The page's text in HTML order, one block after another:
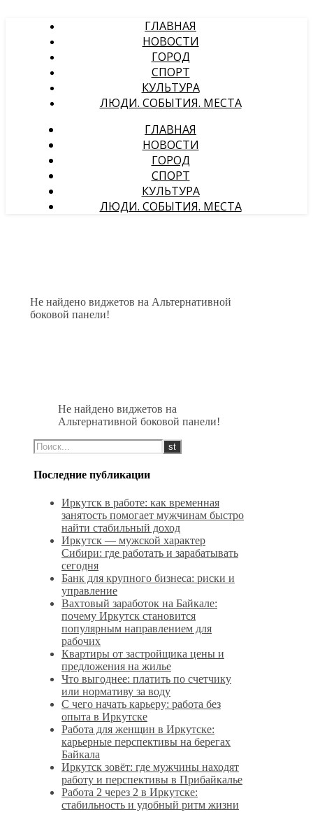
ГЛАВНАЯ
НОВОСТИ
ГОРОД
СПОРТ
КУЛЬТУРА
ЛЮДИ. СОБЫТИЯ. МЕСТА
ГЛАВНАЯ
НОВОСТИ
ГОРОД
СПОРТ
КУЛЬТУРА
ЛЮДИ. СОБЫТИЯ. МЕСТА
Не найдено виджетов на Альтернативной
боковой панели!
Не найдено виджетов на
Альтернативной боковой панели!
Последние публикации
Иркутск в работе: как временная
занятость помогает мужчинам быстро
найти стабильный доход
Иркутск — мужской характер
Сибири: где работать и зарабатывать
сегодня
Банк для крупного бизнеса: риски и
управление
Вахтовый заработок на Байкале:
почему Иркутск становится
популярным направлением для
рабочих
Квартиры от застройщика цены и
предложения на жилье
Что выгоднее: платить по счетчику
или нормативу за воду
С чего начать карьеру: работа без
опыта в Иркутске
Работа для женщин в Иркутске:
карьерные перспективы на берегах
Байкала
Иркутск зовёт: где мужчины находят
работу и перспективы в Прибайкалье
Работа 2 через 2 в Иркутске:
стабильность и удобный ритм жизни